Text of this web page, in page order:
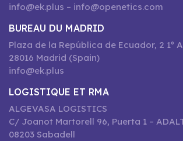
info@ek.plus – info@openetics.com
BUREAU DU MADRID
Plaza de la República de Ecuador, 2 1º A
28016 Madrid (Spain)
info@ek.plus
LOGISTIQUE ET RMA
ALGEVASA LOGISTICS
C/ Joanot Martorell 96, Puerta 1 –
08203 Sabadell